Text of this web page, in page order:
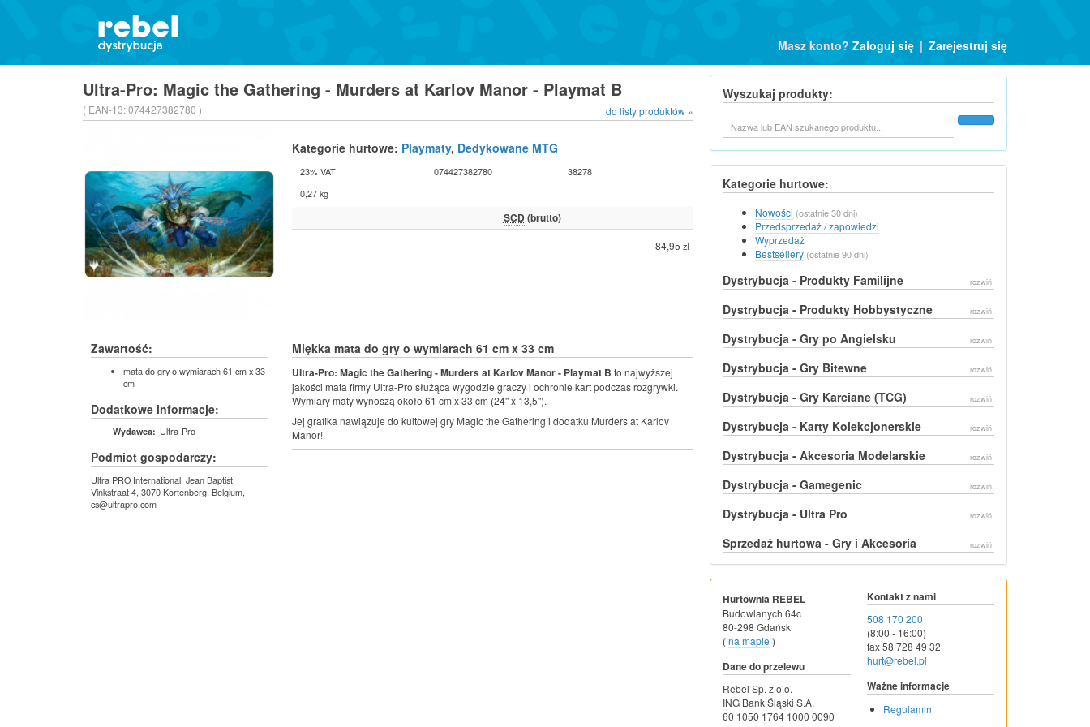
Masz konto? Zaloguj się | Zarejestruj się
Ultra-Pro: Magic the Gathering - Murders at Karlov Manor - Playmat B
( EAN-13:074427382780 ) do listy produktów »
Kategorie hurtowe: Playmaty, Dedykowane MTG
23% VAT 074427382780
38278
0,27 kg
SCD (brutto)
84,95 zł
Zawartość:
mata do gry o wymiarach 61 cm x 33
cm
Dodatkowe informacje:
Wydawca: Ultra-Pro
Podmiot gospodarczy:
Ultra PRO International, Jean Baptist
Vinkstraat 4, 3070 Kortenberg, Belgium,
cs@ultrapro.com
Miękka mata do gry o wymiarach 61 cm x 33 cm
Ultra-Pro: Magic the Gathering - Murders at Karlov Manor - Playmat B to najwyższej
jakości mata firmy Ultra-Pro służąca wygodzie graczy i ochronie kart podczas rozgrywki.
Wymiary maty wynoszą około 61 cm x 33 cm (24'' x 13,5'').
Jej grafika nawiązuje do kultowej gry Magic the Gathering i dodatku Murders at Karlov
Manor!
Wyszukaj produkty:
Kategorie hurtowe:
Nowości (ostatnie 30 dni)
Przedsprzedaż / zapowiedzi
Wyprzedaż
Bestsellery (ostatnie 90 dni)
Dystrybucja - Produkty Familijne rozwiń
Dystrybucja - Produkty Hobbystyczne rozwiń
Dystrybucja - Gry po Angielsku rozwiń
Dystrybucja - Gry Bitewne rozwiń
Dystrybucja - Gry Karciane (TCG) rozwiń
Dystrybucja - Karty Kolekcjonerskie rozwiń
Dystrybucja - Akcesoria Modelarskie rozwiń
Dystrybucja - Gamegenic rozwiń
Dystrybucja - Ultra Pro rozwiń
Sprzedaż hurtowa - Gry i Akcesoria rozwiń
Hurtownia REBEL
Budowlanych 64c
80-298 Gdańsk
(na mapie )
Dane do przelewu
Rebel Sp. z o.o.
ING Bank Śląski S.A.
60 1050 1764 1000 0090
Kontakt z nami
508 170 200
(8:00 - 16:00)
fax 58 728 49 32
hurt@rebel.pl
Ważne informacje
Regulamin